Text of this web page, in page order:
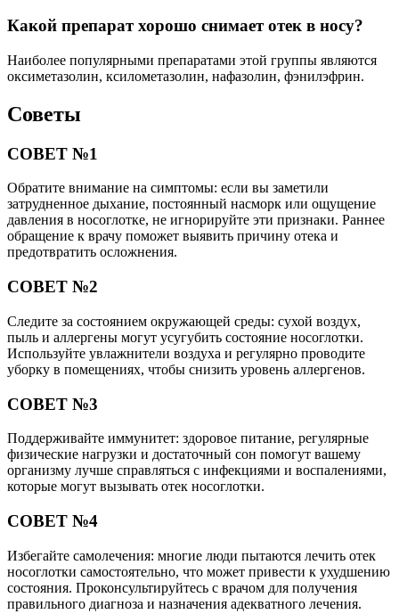
Какой препарат хорошо снимает отек в носу?
Наиболее популярными препаратами этой группы являются
оксиметазолин, ксилометазолин, нафазолин, фэнилэфрин.
Советы
СОВЕТ №1
Обратите внимание на симптомы: если вы заметили
затрудненное дыхание, постоянный насморк или ощущение
давления в носоглотке, не игнорируйте эти признаки. Раннее
обращение к врачу поможет выявить причину отека и
предотвратить осложнения.
СОВЕТ №2
Следите за состоянием окружающей среды: сухой воздух,
пыль и аллергены могут усугубить состояние носоглотки.
Используйте увлажнители воздуха и регулярно проводите
уборку в помещениях, чтобы снизить уровень аллергенов.
СОВЕТ №3
Поддерживайте иммунитет: здоровое питание, регулярные
физические нагрузки и достаточный сон помогут вашему
организму лучше справляться с инфекциями и воспалениями,
которые могут вызывать отек носоглотки.
СОВЕТ №4
Избегайте самолечения: многие люди пытаются лечить отек
носоглотки самостоятельно, что может привести к ухудшению
состояния. Проконсультируйтесь с врачом для получения
правильного диагноза и назначения адекватного лечения.